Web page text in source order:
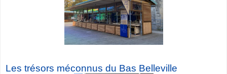
Les trésors méconnus du Bas Belleville